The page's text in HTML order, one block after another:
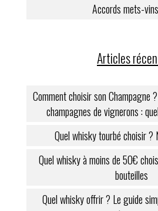
Accords mets-
Articles
Comment choisir son Champagne
champagnes de vignerons :
Quel whisky tourbé choisir ?
Quel whisky à moins de 50€
bouteilles
Quel whisky offrir ? Le guide